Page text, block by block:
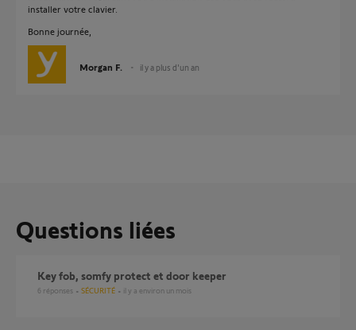
installer votre clavier.
Bonne journée,
Morgan F. il y a plus d'un an
Questions liées
Key fob, somfy protect et door keeper
6 réponses SÉCURITÉ il y a environ un mois